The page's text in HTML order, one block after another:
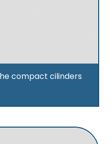
compact cilinders